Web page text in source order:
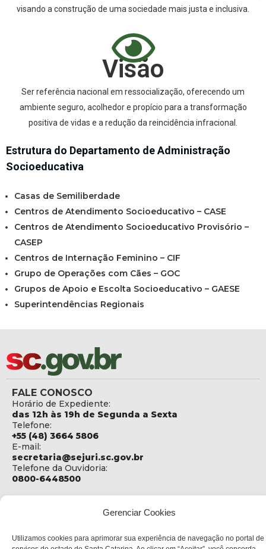
Gerenciar Cookies
Utilizamos cookies para aprimorar sua experiência de navegação no portal de
visando a construção de uma sociedade mais justa e inclusiva.
Visão
Ser referência nacional em ressocialização, oferecendo um
ambiente seguro, acolhedor e propício para a transformação
positiva de vidas e a redução da reincidência infracional.
Estrutura do Departamento de Administração
Socioeducativa
Casas de Semiliberdade
Centros de Atendimento Socioeducativo – CASE
Centros de Atendimento Socioeducativo Provisório –
CASEP
Centros de Internação Feminino – CIF
Grupo de Operações com Cães – GOC
Grupos de Apoio e Escolta Socioeducativo – GAESE
Superintendências Regionais
FALE CONOSCO
Horário de Expediente:
das 12h às 19h de Segunda a Sexta
Telefone:
+55 (48) 3664 5806
E-mail:
secretaria@sejuri.sc.gov.br
Telefone da Ouvidoria:
0800-6448500
SEJURI - Secretaria de Estado de Justiça e Reintegração
Rua Fúlvio Aducci, 1214 - Loja 06